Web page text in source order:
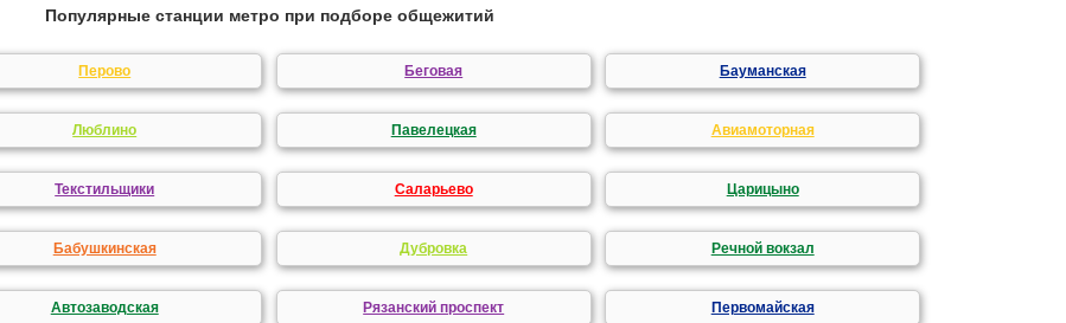
Популярные станции метро при подборе общежитий
Перово Беговая Бауманская
Люблино Павелецкая Авиамоторная
Текстильщики Саларьево Царицыно
Бабушкинская Дубровка Речной вокзал
Автозаводская Рязанский проспект Первомайская